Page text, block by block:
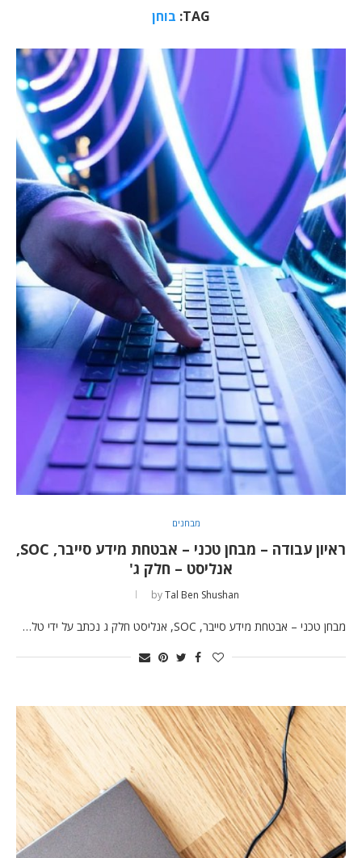
TAG: בוחן
מבחנים
ראיון עבודה – מבחן טכני – אבטחת מידע סייבר, SOC,
אנליסט – חלק ג'
byTal Ben Shushan
מבחן טכני – אבטחת מידע סייבר, SOC, אנליסט חלק ג נכתב על ידי טל…